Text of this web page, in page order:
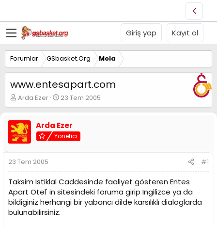
Giriş yap Kayıt ol
Forumlar GSbasket.Org Mola
www.entesapart.com
K
o
u
y
u
B
a
ş
a
t
a
n
Arda Ezer
B
a
l
a
n
g
a
r
i
23 Tem 2005
Arda Ezer
Yönetici
23 Tem 2005 #1
Taksim Istiklal Caddesinde faaliyet gösteren Entes
Apart Otel' in sitesindeki foruma girip Ingilizce ya da
bildiginiz herhangi bir yabancı dilde karsılıklı dialoglarda
bulunabilirsiniz.